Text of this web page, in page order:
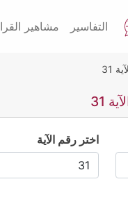
التفاسير مشاهير
31
31
اختر رقم الآية